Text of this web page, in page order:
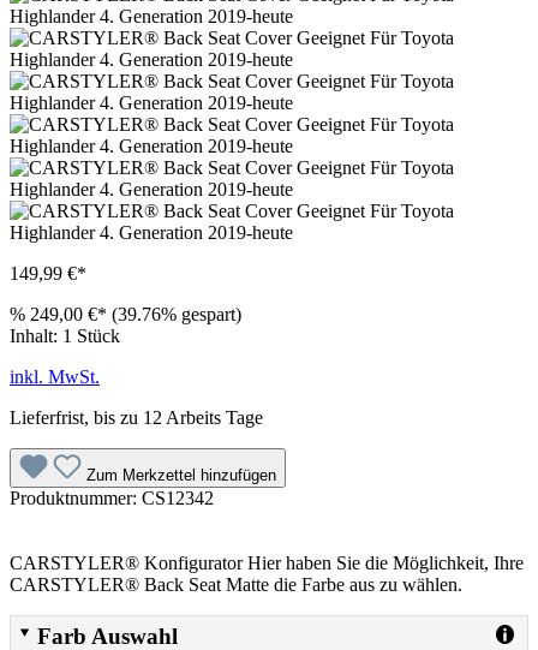
149,99 €*
% 249,00 €* (39.76% gespart)
Inhalt: 1 Stück
inkl. MwSt.
Lieferfrist, bis zu 12 Arbeits Tage
Zum Merkzettel hinzufügen
Produktnummer: CS12342
CARSTYLER® Konfigurator Hier haben Sie die Möglichkeit, Ihre
CARSTYLER® Back Seat Matte die Farbe aus zu wählen.
Farb Auswahl